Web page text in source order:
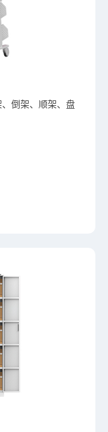
倒架、顺架、盘